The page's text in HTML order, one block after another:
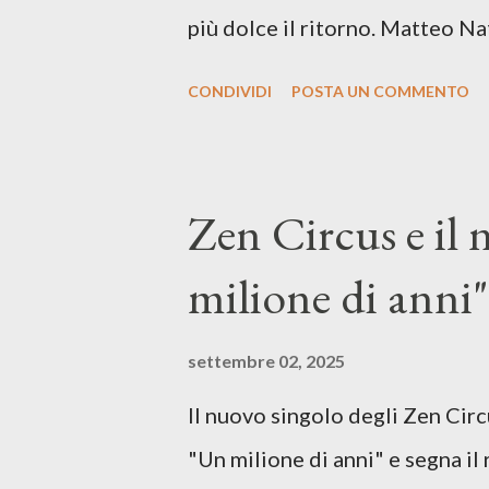
più dolce il ritorno. Matteo
voce della cantautrice Silvia
nostro inizia questo concept
opprime, giusta condizione di
giorno è, di questa estate
cover, ma...
CONDIVIDI POSTA UN COMMENTO
Zen Circus e il
milione di
settembre 02, 2025
Il nuovo singolo degli Zen
"Un milione di anni" e segna